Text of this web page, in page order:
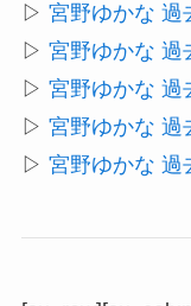
▷ 宮野ゆかな 過
▷ 宮野ゆかな 過
▷ 宮野ゆかな 過
▷ 宮野ゆかな 過
▷ 宮野ゆかな 過